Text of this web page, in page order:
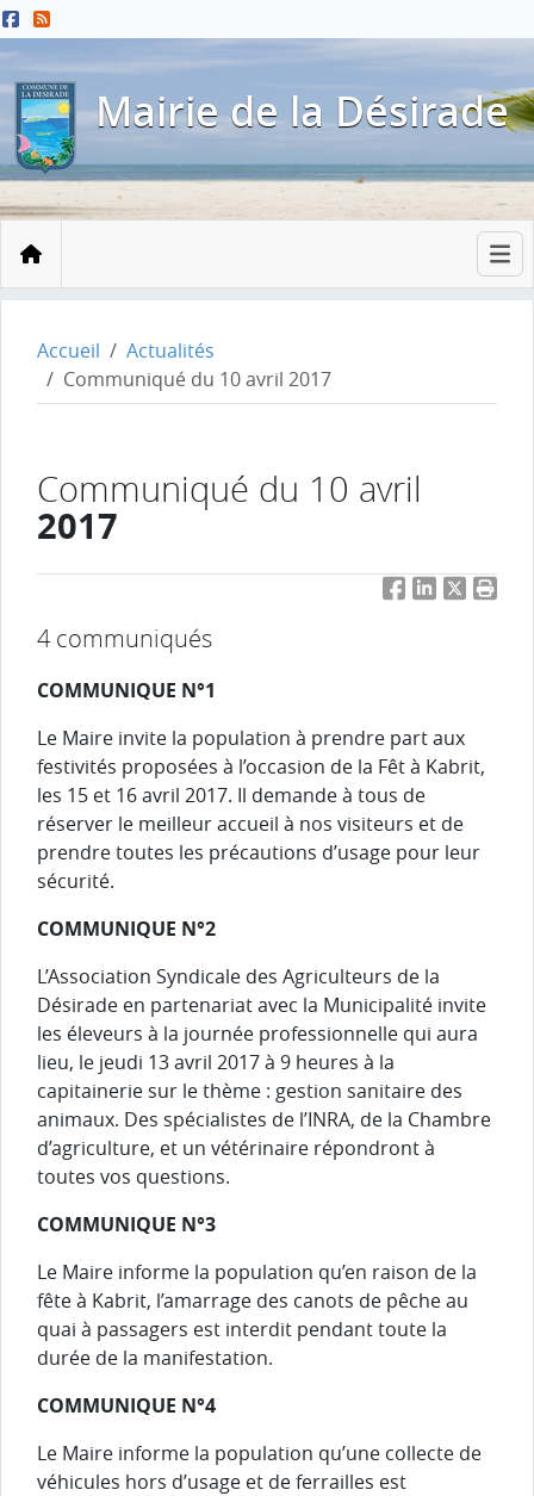
Menu principal
Contenu principal
Pied de page
Mairie de la Désirade
Accueil
Accueil
Actualités
Communiqué du 10 avril 2017
Communiqué du 10 avril
2017
FacebookLinkedIn
Twitter
4 communiqués
COMMUNIQUE N°1
Le Maire invite la population à prendre part aux
festivités proposées à l’occasion de la Fêt à Kabrit,
les 15 et 16 avril 2017. Il demande à tous de
réserver le meilleur accueil à nos visiteurs et de
prendre toutes les précautions d’usage pour leur
sécurité.
COMMUNIQUE N°2
L’Association Syndicale des Agriculteurs de la
Désirade en partenariat avec la Municipalité invite
les éleveurs à la journée professionnelle qui aura
lieu, le jeudi 13 avril 2017 à 9 heures à la
capitainerie sur le thème : gestion sanitaire des
animaux. Des spécialistes de l’INRA, de la Chambre
d’agriculture, et un vétérinaire répondront à
toutes vos questions.
COMMUNIQUE N°3
Le Maire informe la population qu’en raison de la
fête à Kabrit, l’amarrage des canots de pêche au
quai à passagers est interdit pendant toute la
durée de la manifestation.
COMMUNIQUE N°4
Le Maire informe la population qu’une collecte de
véhicules hors d’usage et de ferrailles est